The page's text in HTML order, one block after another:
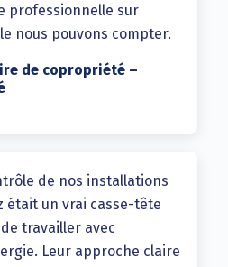
professionnelle sur
nous pouvons compter.
de copropriété –
de nos installations
était un vrai casse-tête
travailler avec
Leur approche claire